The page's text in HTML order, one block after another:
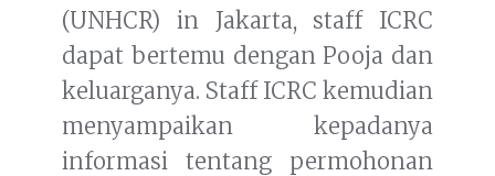
(UNHCR) in Jakarta, staff ICRC
dapat bertemu dengan Pooja dan
keluarganya. Staff ICRC kemudian
menyampaikan kepadanya
informasi tentang permohonan